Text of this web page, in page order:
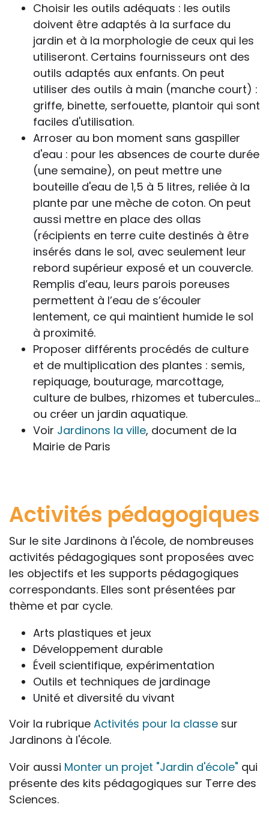
Choisir les outils adéquats : les outils
doivent être adaptés à la surface du
jardin et à la morphologie de ceux qui les
utiliseront. Certains fournisseurs ont des
outils adaptés aux enfants. On peut
utiliser des outils à main (manche court) :
griffe, binette, serfouette, plantoir qui sont
faciles d'utilisation.
Arroser au bon moment sans gaspiller
d'eau : pour les absences de courte durée
(une semaine), on peut mettre une
bouteille d'eau de 1,5 à 5 litres, reliée à la
plante par une mèche de coton. On peut
aussi mettre en place des ollas
(récipients en terre cuite destinés à être
insérés dans le sol, avec seulement leur
rebord supérieur exposé et un couvercle.
Remplis d’eau, leurs parois poreuses
permettent à l’eau de s’écouler
lentement, ce qui maintient humide le sol
à proximité.
Proposer différents procédés de culture
et de multiplication des plantes : semis,
repiquage, bouturage, marcottage,
culture de bulbes, rhizomes et tubercules…
ou créer un jardin aquatique.
Voir Jardinons la ville, document de la
Mairie de Paris
Activités pédagogiques
Sur le site Jardinons à l'école, de nombreuses
activités pédagogiques sont proposées avec
les objectifs et les supports pédagogiques
correspondants. Elles sont présentées par
thème et par cycle.
Arts plastiques et jeux
Développement durable
Éveil scientifique, expérimentation
Outils et techniques de jardinage
Unité et diversité du vivant
Voir la rubrique Activités pour la classe sur
Jardinons à l'école.
Voir aussi Monter un projet "Jardin d'école" qui
présente des kits pédagogiques sur Terre des
Sciences.